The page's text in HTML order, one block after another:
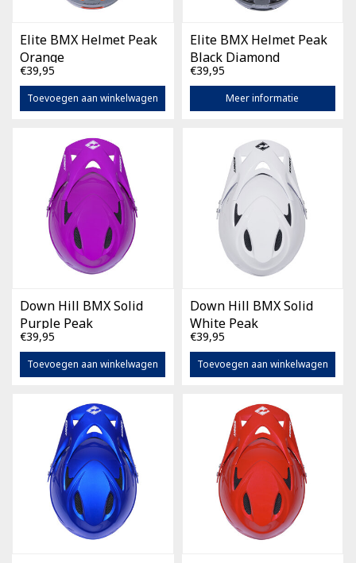
Elite BMX Helmet Peak
Orange
€39,95
Toevoegen aan winkelwagen
Elite BMX Helmet Peak
Black Diamond
€39,95
Meer informatie
Down Hill BMX Solid
Purple Peak
€39,95
Toevoegen aan winkelwagen
Down Hill BMX Solid
White Peak
€39,95
Toevoegen aan winkelwagen